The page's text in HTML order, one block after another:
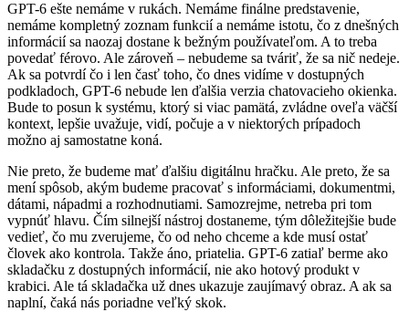
GPT-6 ešte nemáme v rukách. Nemáme finálne predstavenie,
nemáme kompletný zoznam funkcií a nemáme istotu, čo z dnešných
informácií sa naozaj dostane k bežným používateľom. A to treba
povedať férovo. Ale zároveň – nebudeme sa tváriť, že sa nič nedeje.
Ak sa potvrdí čo i len časť toho, čo dnes vidíme v dostupných
podkladoch, GPT-6 nebude len ďalšia verzia chatovacieho okienka.
Bude to posun k systému, ktorý si viac pamätá, zvládne oveľa väčší
kontext, lepšie uvažuje, vidí, počuje a v niektorých prípadoch
možno aj samostatne koná.
Nie preto, že budeme mať ďalšiu digitálnu hračku. Ale preto, že sa
mení spôsob, akým budeme pracovať s informáciami, dokumentmi,
dátami, nápadmi a rozhodnutiami. Samozrejme, netreba pri tom
vypnúť hlavu. Čím silnejší nástroj dostaneme, tým dôležitejšie bude
vedieť, čo mu zverujeme, čo od neho chceme a kde musí ostať
človek ako kontrola. Takže áno, priatelia. GPT-6 zatiaľ berme ako
skladačku z dostupných informácií, nie ako hotový produkt v
krabici. Ale tá skladačka už dnes ukazuje zaujímavý obraz. A ak sa
naplní, čaká nás poriadne veľký skok.